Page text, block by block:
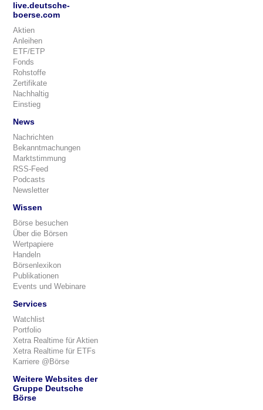
live.deutsche-
boerse.com
Aktien
Anleihen
ETF/ETP
Fonds
Rohstoffe
Zertifikate
Nachhaltig
Einstieg
News
Nachrichten
Bekanntmachungen
Marktstimmung
RSS-Feed
Podcasts
Newsletter
Wissen
Börse besuchen
Über die Börsen
Wertpapiere
Handeln
Börsenlexikon
Publikationen
Events und Webinare
Services
Watchlist
Portfolio
Xetra Realtime für Aktien
Xetra Realtime für ETFs
Karriere @Börse
Weitere Websites der
Gruppe Deutsche
Börse